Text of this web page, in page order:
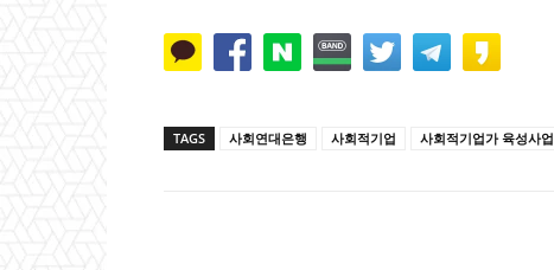
TAGS 사회연대은행 사회적기업 사회적기업가 육성사업